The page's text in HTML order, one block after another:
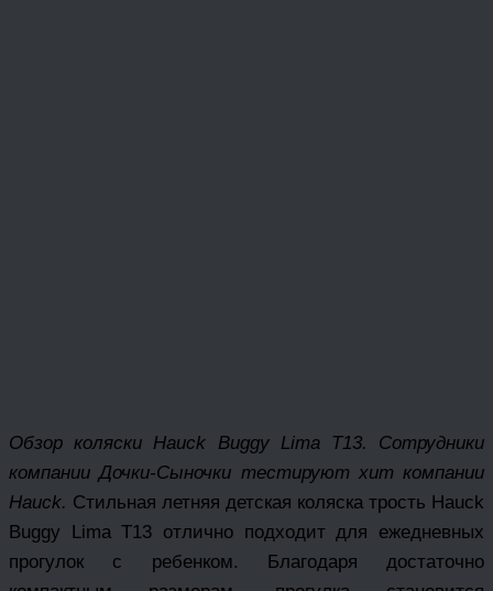
Обзор коляски Hauck Buggy Lima T13. Сотрудники
компании Дочки-Сыночки тестируют хит компании
Hauck. Стильная летняя детская коляска трость Hauck
Buggy Lima T13 отлично подходит для ежедневных
прогулок с ребенком. Благодаря достаточно